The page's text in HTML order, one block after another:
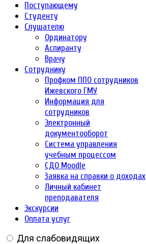
Поступающему
Студенту
Слушателю
Ординатору
Аспиранту
Врачу
Сотруднику
Профком ППО сотрудников
Ижевского ГМУ
Информация для
сотрудников
Электронный
документооборот
Система управления
учебным процессом
СДО Moodle
Заявка на справки о доходах
Личный кабинет
преподавателя
Экскурсии
Оплата услуг
Для слабовидящих